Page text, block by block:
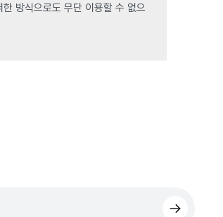
방식으로도 무단 이용할 수 없으